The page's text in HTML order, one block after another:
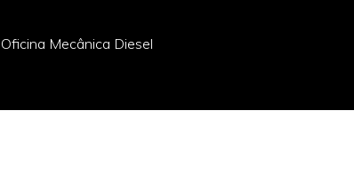
Mecânica Diesel